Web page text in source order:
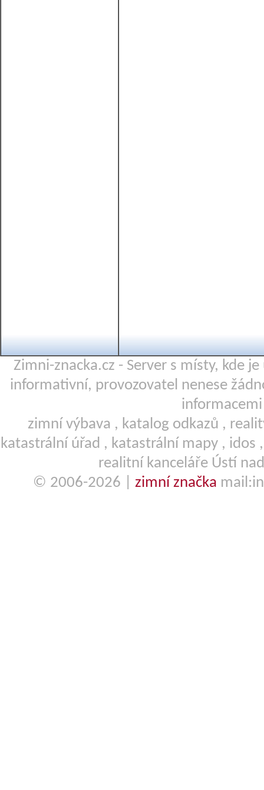
Zimni-znacka.cz - Server s místy, kde
informativní, provozovatel nenese
zimní výbava , katalog odkazů ,
katastrální úřad , katastrální mapy, idos
realitní kanceláře Ústí
© 2006-2026 | zimní značka